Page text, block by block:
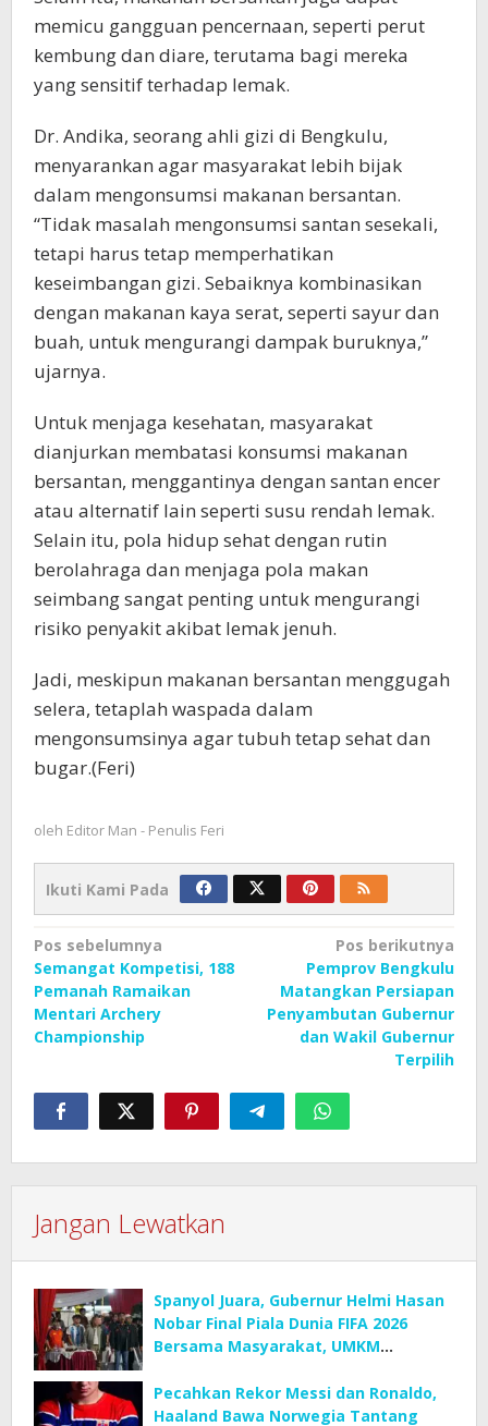
memicu gangguan pencernaan, seperti perut
kembung dan diare, terutama bagi mereka
yang sensitif terhadap lemak.
Dr. Andika, seorang ahli gizi di Bengkulu,
menyarankan agar masyarakat lebih bijak
dalam mengonsumsi makanan bersantan.
“Tidak masalah mengonsumsi santan sesekali,
tetapi harus tetap memperhatikan
keseimbangan gizi. Sebaiknya kombinasikan
dengan makanan kaya serat, seperti sayur dan
buah, untuk mengurangi dampak buruknya,”
ujarnya.
Untuk menjaga kesehatan, masyarakat
dianjurkan membatasi konsumsi makanan
bersantan, menggantinya dengan santan encer
atau alternatif lain seperti susu rendah lemak.
Selain itu, pola hidup sehat dengan rutin
berolahraga dan menjaga pola makan
seimbang sangat penting untuk mengurangi
risiko penyakit akibat lemak jenuh.
Jadi, meskipun makanan bersantan menggugah
selera, tetaplah waspada dalam
mengonsumsinya agar tubuh tetap sehat dan
bugar.(Feri)
oleh Editor Man - Penulis Feri
Ikuti Kami Pada
Navigasi
pos
Pos sebelumnya
Semangat Kompetisi, 188
Pemanah Ramaikan
Mentari Archery
Championship
Pos berikutnya
Pemprov Bengkulu
Matangkan Persiapan
Penyambutan Gubernur
dan Wakil Gubernur
Terpilih
Jangan Lewatkan
Spanyol Juara, Gubernur Helmi Hasan
Nobar Final Piala Dunia FIFA 2026
Bersama Masyarakat, UMKM
Pecahkan Rekor Messi dan Ronaldo,
Haaland Bawa Norwegia Tantang